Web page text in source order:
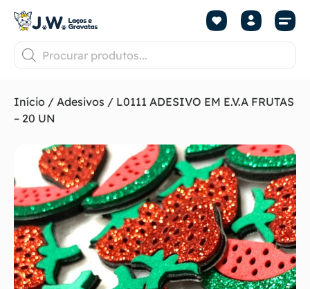
Início / Adesivos / L0111 ADESIVO EM E.V.A FRUTAS
– 20 UN